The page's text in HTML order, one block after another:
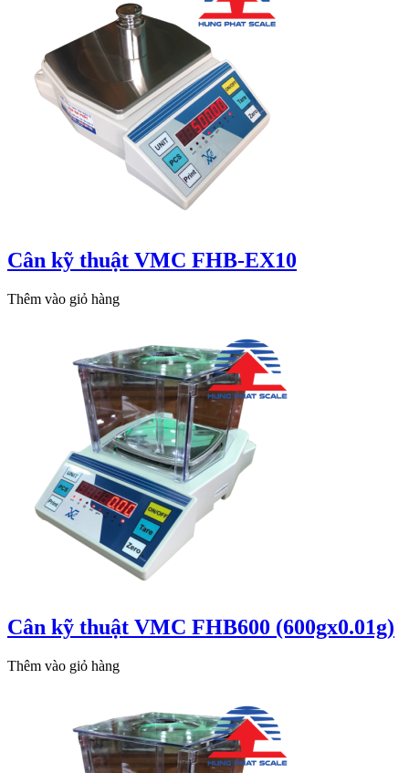
Cân kỹ thuật VMC FHB-EX10
Thêm vào giỏ hàng
Cân kỹ thuật VMC FHB600 (600gx0.01g)
Thêm vào giỏ hàng